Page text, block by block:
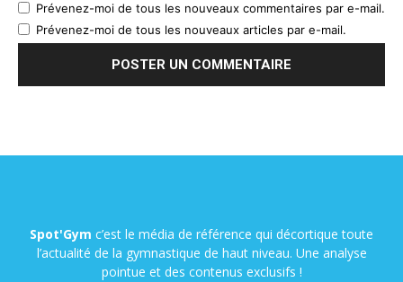
Prévenez-moi de tous les nouveaux commentaires par e-mail.
Prévenez-moi de tous les nouveaux articles par e-mail.
Spot'Gym c’est le média de référence qui décortique toute
l’actualité de la gymnastique de haut niveau. Une analyse
pointue et des contenus exclusifs !